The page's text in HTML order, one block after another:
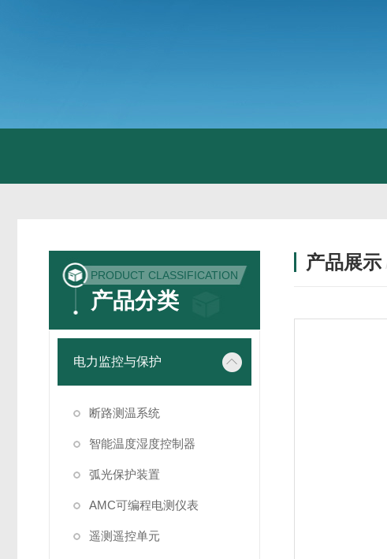
PRODUCT CLASSIFICATION
产品分类
电力监控与保护
断路测温系统
智能温度湿度控制器
弧光保护装置
AMC可编程电测仪表
遥测遥控单元
产品展示